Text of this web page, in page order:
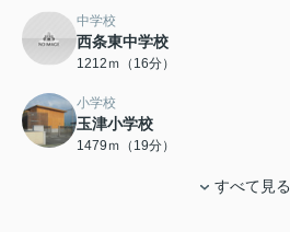
中学校
西条東中学校
1212ｍ（16分）
小学校
玉津小学校
1479ｍ（19分）
すべて見る